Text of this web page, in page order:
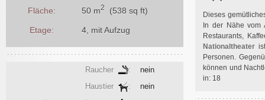
Dieses
In der Nähe vom
Restaurants,
Nationaltheater
Personen.
können und
in: 18
Fläche: 50 m2 (538 sq ft)
Etage: 4, mit Aufzug
Raucher :
nein
Haustier
:
nein